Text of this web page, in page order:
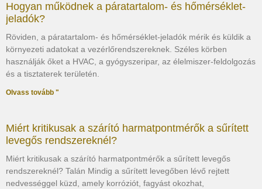
Hogyan működnek a páratartalom- és hőmérséklet-
jeladók?
Röviden, a páratartalom- és hőmérséklet-jeladók mérik és küldik a
környezeti adatokat a vezérlőrendszereknek. Széles körben
használják őket a HVAC, a gyógyszeripar, az élelmiszer-feldolgozás
és a tisztaterek területén.
Olvass tovább "
Miért kritikusak a szárító harmatpontmérők a sűrített
levegős rendszereknél?
Miért kritikusak a szárító harmatpontmérők a sűrített levegős
rendszereknél? Talán Mindig a sűrített levegőben lévő rejtett
nedvességgel küzd, amely korróziót, fagyást okozhat,